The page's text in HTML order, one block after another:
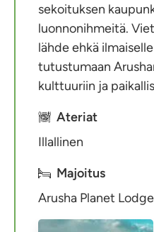
sekoituksen
luonnonihmeitä.
lähde ehkä
tutustumaan
kulttuuriin ja
Ateriat
Illallinen
Majoitus
Arusha Planet Lodge